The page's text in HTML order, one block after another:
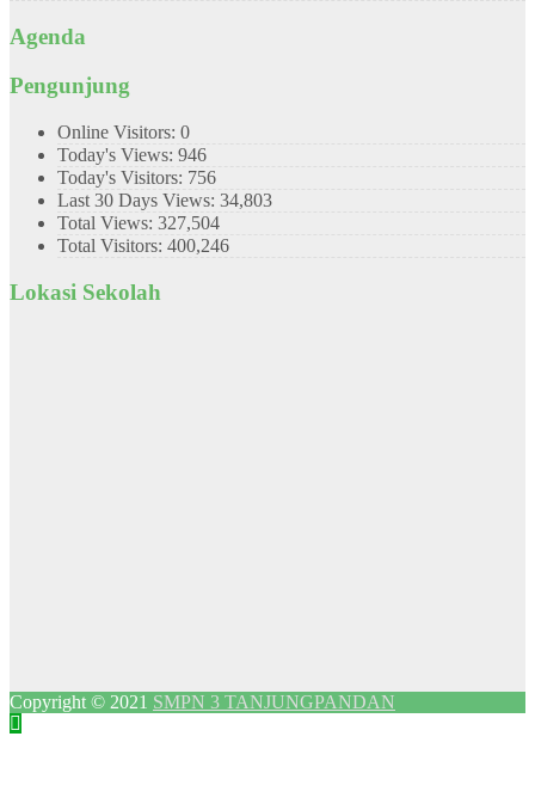
Agenda
Pengunjung
Online Visitors: 0
Today's Views: 946
Today's Visitors: 756
Last 30 Days Views: 34,803
Total Views: 327,504
Total Visitors: 400,246
Lokasi Sekolah
Copyright © 2021 SMPN 3 TANJUNGPANDAN